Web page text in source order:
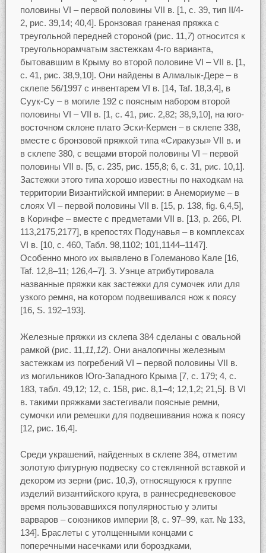
половины VI – первой половины VII в. [1, с. 39, тип II/4-
2, рис. 39,14; 40,4]. Бронзовая граненая пряжка с
треугольной передней стороной (рис. 11,7) относится к
треугольнорамчатым застежкам 4-го варианта,
бытовавшим в Крыму во второй половине VI – VII в. [1,
с. 41, рис. 38,9,10]. Они найдены в Алмалык-Дере – в
склепе 56/1997 с инвентарем VI в. [14, Taf. 18,3,4], в
Суук-Су – в могиле 192 с поясным набором второй
половины VI – VII в. [1, с. 41, рис. 2,82; 38,9,10], на юго-
восточном склоне плато Эски-Кермен – в склепе 338,
вместе с бронзовой пряжкой типа «Сиракузы» VII в. и
в склепе 380, с вещами второй половины VI – первой
половины VII в. [5, с. 235, рис. 155,8; 6, с. 31, рис. 10,1].
Застежки этого типа хорошо известны по находкам на
территории Византийской империи: в Анемориуме – в
слоях VI – первой половины VII в. [15, p. 138, fig. 6,4,5],
в Коринфе – вместе с предметами VII в. [13, р. 266, Pl.
113,2175,2177], в крепостях Подунавья – в комплексах
VI в. [10, с. 460, Табл. 98,1102; 101,1144–1147].
Особенно много их выявлено в Големаново Кале [16,
Taf. 12,8–11; 126,4–7]. З. Уэнце атрибутировала
названные пряжки как застежки для сумочек или для
узкого ремня, на котором подвешивался нож к поясу
[16, S. 192–193].
Железные пряжки из склепа 384 сделаны с овальной
рамкой (рис. 11,11,12). Они аналогичны железным
застежкам из погребений VI – первой половины VII в.
из могильников Юго-Западного Крыма [7, с. 179; 4, с.
183, табл. 49,12; 12, с. 158, рис. 8,1–4; 12,1,2; 21,5]. В VI
в. такими пряжками застегивали поясные ремни,
сумочки или ремешки для подвешивания ножа к поясу
[12, рис. 16,4].
Среди украшений, найденных в склепе 384, отметим
золотую фигурную подвеску со стеклянной вставкой и
декором из зерни (рис. 10,3), относящуюся к группе
изделий византийского круга, в раннесредневековое
время пользовавшихся популярностью у элиты
варваров – союзников империи [8, c. 97–99, кат. № 133,
134]. Браслеты с утолщенными концами с
поперечными насечками или бороздками,